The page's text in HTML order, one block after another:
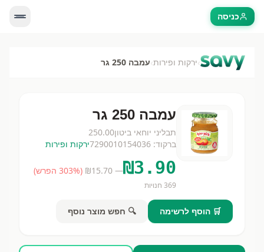
כניסה
›ירקות ופירות›עמבה 250 גר
עמבה 250 גר
תבליני יוחאי ביטון250.00
ברקוד: 7290010154036ירקות ופירות
₪3.90
— ₪
15.70
(
303% הפרש)
369 חנויות
🛒 הוסף לרשימה 🔍 חפש מוצר נוסף